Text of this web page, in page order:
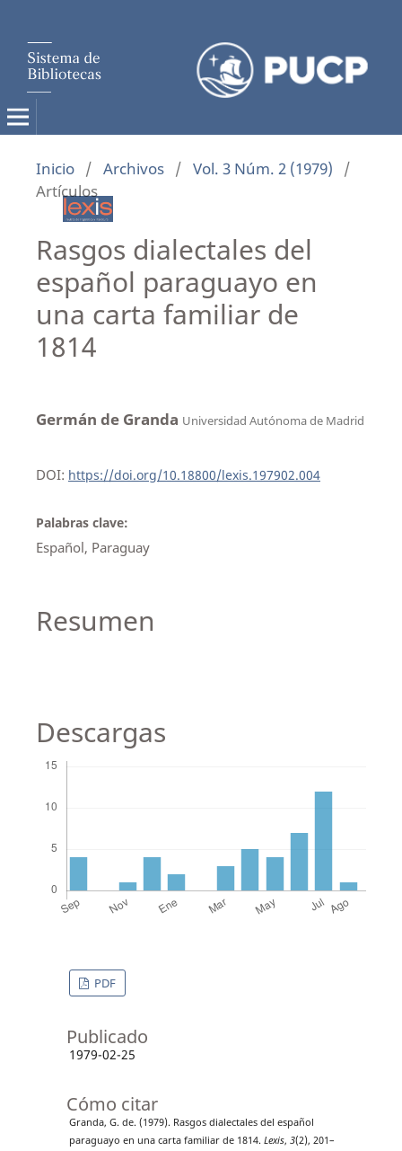
Inicio / Archivos / Vol. 3 Núm. 2 (1979)
/
Artículos
Rasgos dialectales del
español paraguayo en
una carta familiar de
1814
Germán de Granda Universidad Autónoma de Madrid
DOI: https://doi.org/10.18800/lexis.197902.004
Palabras clave:
Español, Paraguay
Resumen
Descargas
PDF
Publicado
1979-02-25
Cómo citar
Granda, G. de. (1979). Rasgos dialectales del español
paraguayo en una carta familiar de 1814. Lexis, 3(2), 201–